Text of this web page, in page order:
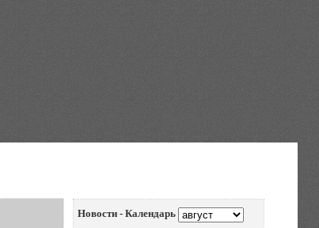
Новости - Календарь